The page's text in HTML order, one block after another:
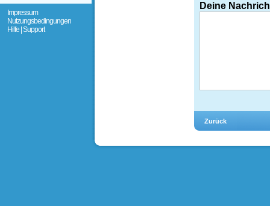
Impressum
Nutzungsbedingungen
Hilfe | Support
Deine